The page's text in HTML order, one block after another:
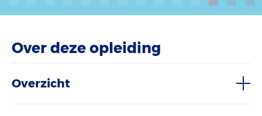
Over deze opleiding
Overzicht